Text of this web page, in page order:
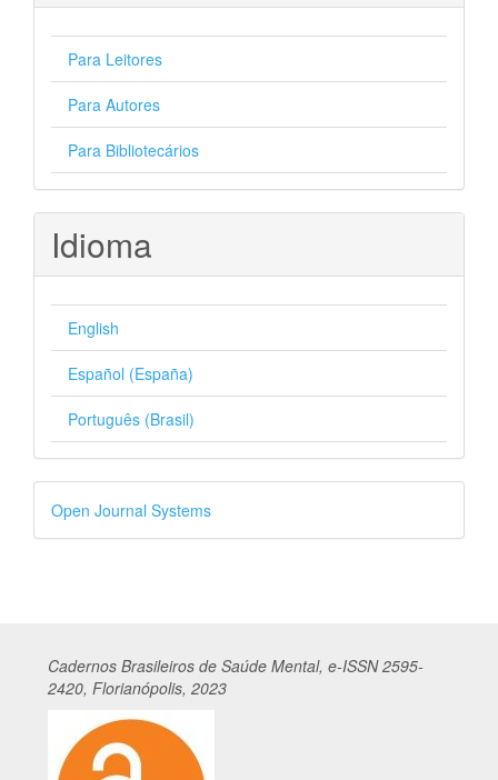
Para Leitores
Para Autores
Para Bibliotecários
Idioma
English
Español (España)
Português (Brasil)
Desenvolvido
por
Open Journal Systems
Cadernos Brasileiros de Saúde Mental, e-ISSN 2595-
2420, Florianópolis, 2023